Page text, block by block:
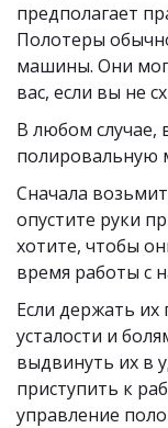
предполагает
Полотеры
машины. Они
вас, если вы не
В любом случае,
полировальную
Сначала
опустите руки
хотите, чтобы
время работы с
Если держать
усталости и
выдвинуть их в
приступить к
управление